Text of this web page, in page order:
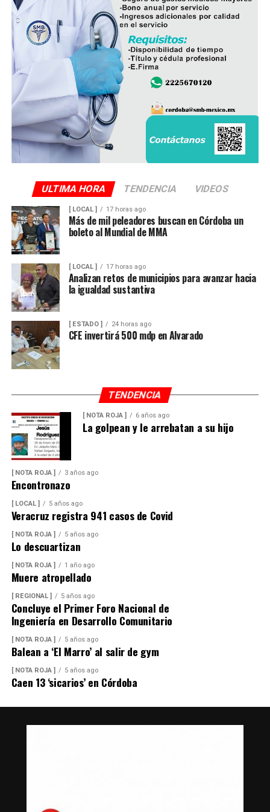
granjas avícolas, las cuales representan una importante
fuente de empleo y desarrollo económico para
comunidades rurales de ambas entidades.
ULTIMA HORA TENDENCIA VIDEOS
[ LOCAL ] 17 horas ago
Más de mil peleadores buscan en Córdoba un
boleto al Mundial de MMA
[ LOCAL ] 17 horas ago
Analizan retos de municipios para avanzar hacia
la igualdad sustantiva
[ ESTADO ] 24 horas ago
CFE invertirá 500 mdp en Alvarado
TENDENCIA
[ NOTA ROJA ] 6 años ago
La golpean y le arrebatan a su hijo
[ NOTA ROJA ] 3 años ago
Encontronazo
[ LOCAL ] 5 años ago
Veracruz registra 941 casos de Covid
[ NOTA ROJA ] 5 años ago
Lo descuartizan
[ NOTA ROJA ] 1 año ago
Muere atropellado
[ REGIONAL ] 5 años ago
Concluye el Primer Foro Nacional de
Ingeniería en Desarrollo Comunitario
[ NOTA ROJA ] 5 años ago
Balean a ‘El Marro’ al salir de gym
[ NOTA ROJA ] 5 años ago
Caen 13 ‘sicarios’ en Córdoba